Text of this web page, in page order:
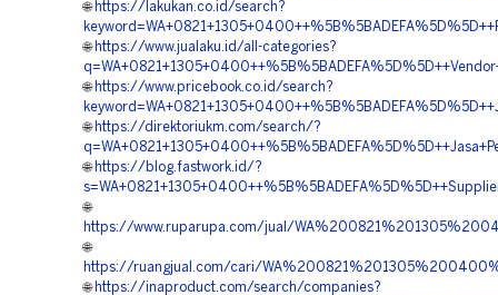
🌐 https://lakukan.co.id/search?
🌐 https://www.jualaku.id/all-categories?
🌐 https://www.pricebook.co.id/search?
🌐 https://direktoriukm.com/search/?
🌐 https://blog.fastwork.id/?
🌐
https://www.ruparupa.com/jual/
🌐
https://ruangjual.com/cari/
🌐 https://inaproduct.com/search/companies?